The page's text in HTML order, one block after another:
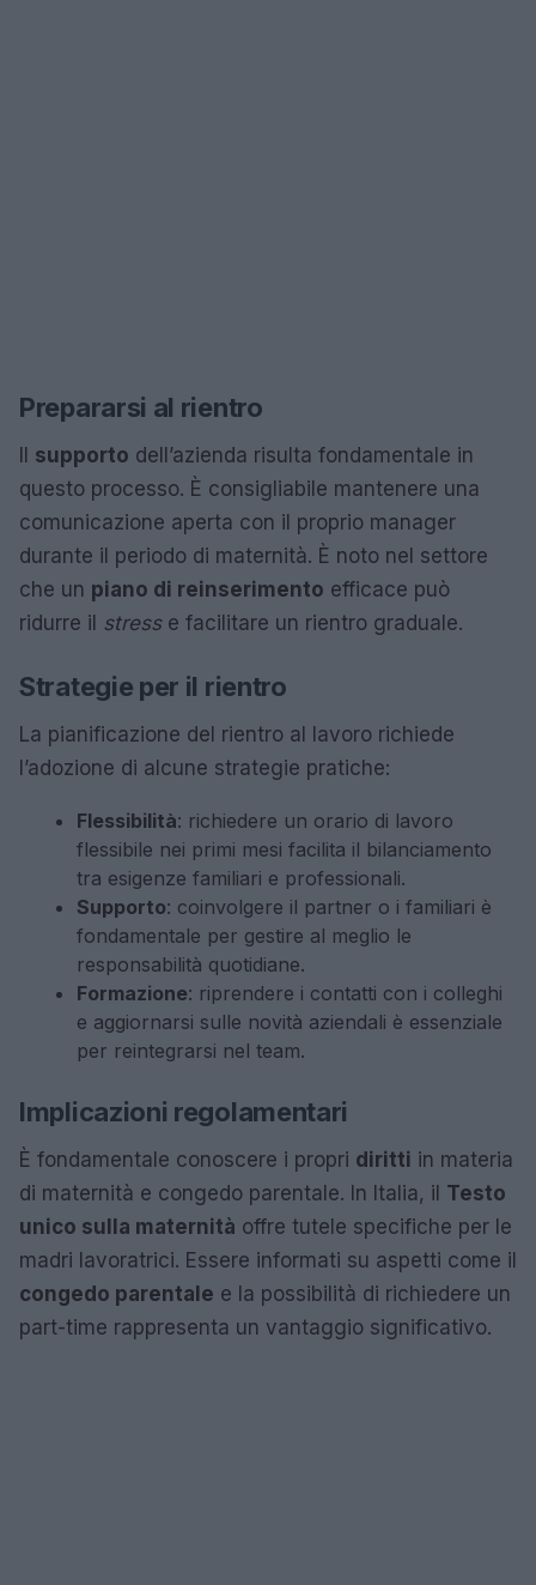
Prepararsi al rientro
Il supporto dell’azienda risulta fondamentale in
questo processo. È consigliabile mantenere una
comunicazione aperta con il proprio manager
durante il periodo di maternità. È noto nel settore
che un piano di reinserimento efficace può
ridurre il stresse facilitare un rientro graduale.
Strategie per il rientro
La pianificazione del rientro al lavoro richiede
l’adozione di alcune strategie pratiche:
Flessibilità: richiedere un orario di lavoro
flessibile nei primi mesi facilita il bilanciamento
tra esigenze familiari e professionali.
Supporto: coinvolgere il partner o i familiari è
fondamentale per gestire al meglio le
responsabilità quotidiane.
Formazione: riprendere i contatti con i colleghi
e aggiornarsi sulle novità aziendali è essenziale
per reintegrarsi nel team.
Implicazioni regolamentari
È fondamentale conoscere i propri diritti in materia
di maternità e congedo parentale. In Italia, il Testo
unico sulla maternità offre tutele specifiche per le
madri lavoratrici. Essere informati su aspetti come il
congedo parentale e la possibilità di richiedere un
part-time rappresenta un vantaggio significativo.